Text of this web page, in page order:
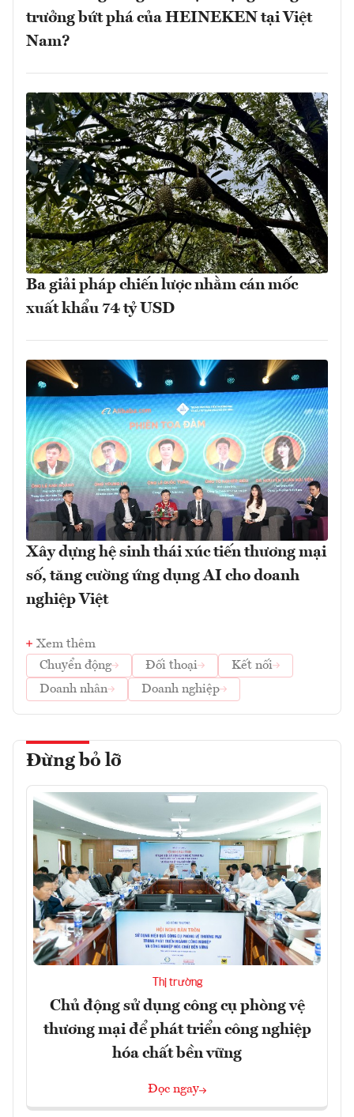
trưởng bứt phá của HEINEKEN tại Việt
Nam?
Ba giải pháp chiến lược nhằm cán mốc
xuất khẩu 74 tỷ USD
Xây dựng hệ sinh thái xúc tiến thương mại
số, tăng cường ứng dụng AI cho doanh
nghiệp Việt
Xem thêm
Chuyển động
Đối thoại
Kết nối
Doanh nhân
Doanh nghiệp
Đừng bỏ lỡ
Thị trường
Chủ động sử dụng công cụ phòng vệ
thương mại để phát triển công nghiệp
hóa chất bền vững
Đọc ngay